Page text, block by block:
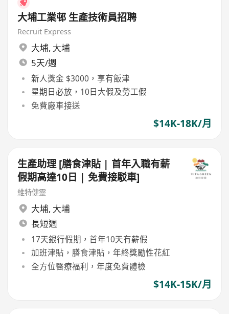
大埔工業邨 生產技術員招聘
Recruit Express
大埔, 大埔
5天/週
新人獎金 $3000，享有飯津
星期日必放，10日大假及勞工假
免費廠車接送
$14K-18K/月
生產助理 [膳食津貼 | 首年入職有薪
假期高達10日 | 免費接駁車]
維特健靈
大埔, 大埔
長短週
17天銀行假期，首年10天有薪假
加班津貼，膳食津貼，年終獎勵性花紅
全方位醫療福利，年度免費體檢
$14K-15K/月